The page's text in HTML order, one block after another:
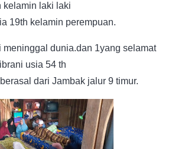
kelamin laki laki
19th kelamin perempuan.
meninggal dunia.dan 1yang selamat
usia 54 th
dari Jambak jalur 9 timur.